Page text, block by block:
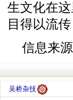
生文化在
目得以流
信息来
吴桥杂技